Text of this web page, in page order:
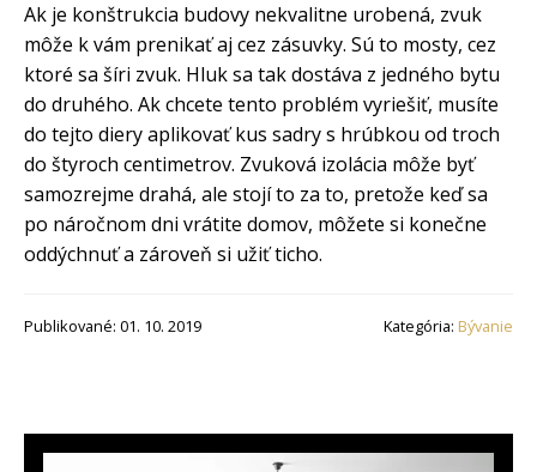
Ak je konštrukcia budovy nekvalitne urobená, zvuk
môže k vám prenikať aj cez zásuvky. Sú to mosty, cez
ktoré sa šíri zvuk. Hluk sa tak dostáva z jedného bytu
do druhého. Ak chcete tento problém vyriešiť, musíte
do tejto diery aplikovať kus sadry s hrúbkou od troch
do štyroch centimetrov. Zvuková izolácia môže byť
samozrejme drahá, ale stojí to za to, pretože keď sa
po náročnom dni vrátite domov, môžete si konečne
oddýchnuť a zároveň si užiť ticho.
Publikované: 01. 10. 2019 Kategória: Bývanie